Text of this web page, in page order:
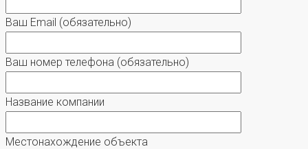
Ваш Email (обязательно)
Ваш номер телефона (обязательно)
Название компании
Местонахождение объекта